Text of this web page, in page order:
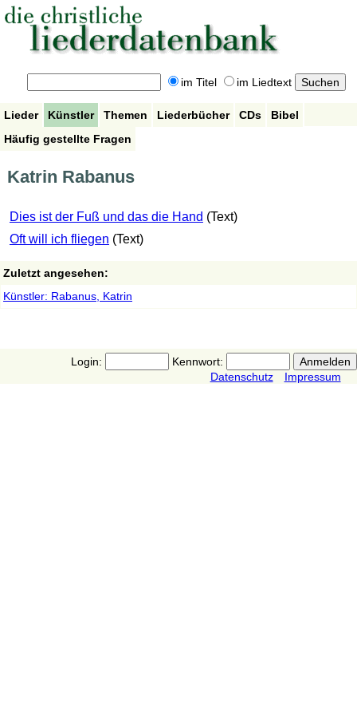
im Titel im Liedtext
Lieder Künstler Themen Liederbücher CDs
Bibel
Häufig gestellte Fragen
Katrin Rabanus
Dies ist der Fuß und das die Hand (Text)
Oft will ich fliegen (Text)
Zuletzt angesehen:
Künstler: Rabanus, Katrin
Login:
Kennwort:
Datenschutz
Impressum